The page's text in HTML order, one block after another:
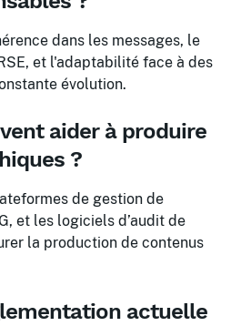
dans les messages, le
et l'adaptabilité face à des
évolution.
aider à produire
?
de gestion de
et les logiciels d’audit de
la production de contenus
actuelle